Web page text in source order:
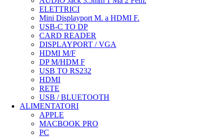
ELETTRICI
Mini Displayport M. a HDMI F.
USB-C TO DP
CARD READER
DISPLAYPORT / VGA
HDMI M/F
DP M/HDM F
USB TO RS232
HDMI
RETE
USB / BLUETOOTH
ALIMENTATORI
APPLE
MACBOOK PRO
PC